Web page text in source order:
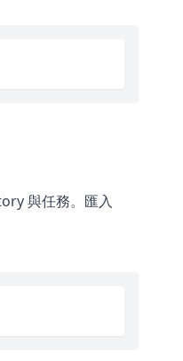
與任務。匯入